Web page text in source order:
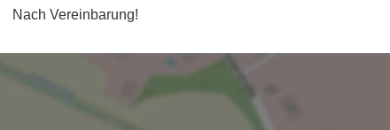
Nach Vereinbarung!